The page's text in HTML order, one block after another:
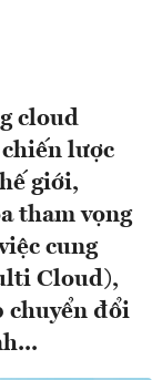
cloud
lược
giới,
tham vọng
cung
Cloud),
chuyển đổi